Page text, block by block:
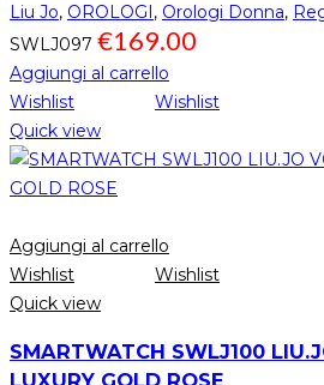
Liu Jo, OROLOGI, Orologi Donna,
SWLJ097 €169.00
Aggiungi al carrello
Wishlist
Wishlist
Quick view
Aggiungi al carrello
Wishlist
Wishlist
Quick view
SMARTWATCH SWLJ100